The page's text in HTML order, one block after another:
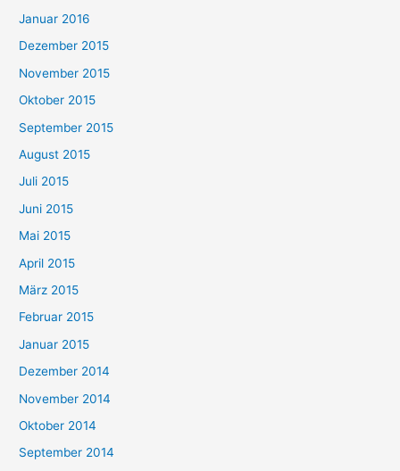
Januar 2016
Dezember 2015
November 2015
Oktober 2015
September 2015
August 2015
Juli 2015
Juni 2015
Mai 2015
April 2015
März 2015
Februar 2015
Januar 2015
Dezember 2014
November 2014
Oktober 2014
September 2014